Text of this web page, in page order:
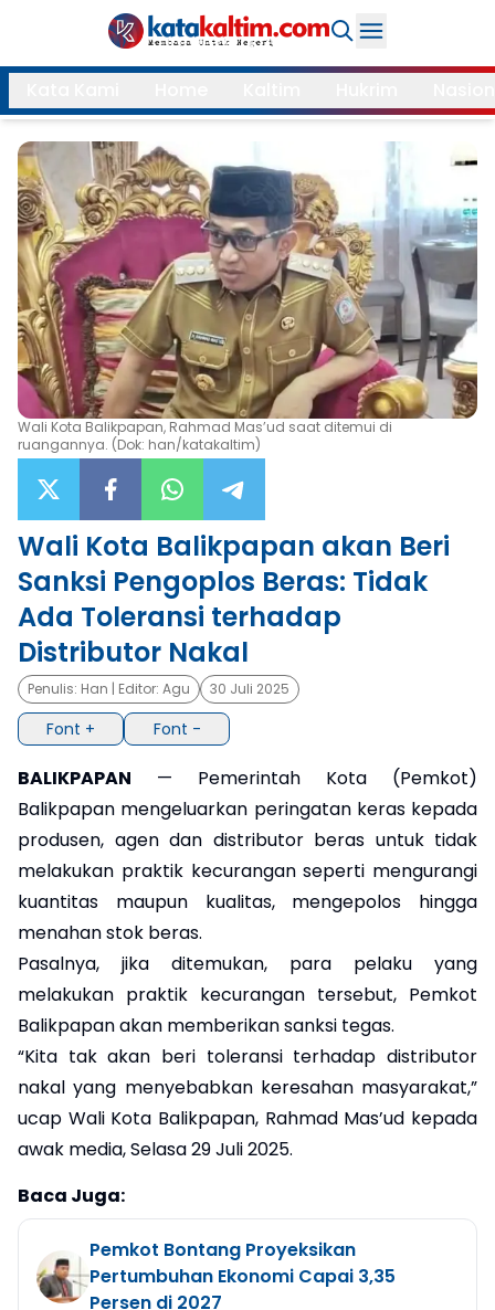
Daerah
Kukar
Samarinda
Bontang
Balikpapan
Kubar
Kutim
PPU
Mahulu
Paser
Berau
More
Internasional
Feature
Opini
Hidup
×
Search
Wali Kota Balikpapan, Rahmad Mas’ud saat ditemui di
ruangannya. (Dok: han/katakaltim)
Wali Kota Balikpapan akan Beri
Sanksi Pengoplos Beras: Tidak
Ada Toleransi terhadap
Distributor Nakal
Penulis: Han | Editor: Agu 30 Juli 2025
Font + Font -
BALIKPAPAN — Pemerintah Kota (Pemkot)
Balikpapan mengeluarkan peringatan keras kepada
produsen, agen dan distributor beras untuk tidak
melakukan praktik kecurangan seperti mengurangi
kuantitas maupun kualitas, mengepolos hingga
menahan stok beras.
Pasalnya, jika ditemukan, para pelaku yang
melakukan praktik kecurangan tersebut, Pemkot
Balikpapan akan memberikan sanksi tegas.
“Kita tak akan beri toleransi terhadap distributor
nakal yang menyebabkan keresahan masyarakat,”
ucap Wali Kota Balikpapan, Rahmad Mas’ud kepada
awak media, Selasa 29 Juli 2025.
Baca Juga:
Pemkot Bontang Proyeksikan
Pertumbuhan Ekonomi Capai 3,35
Persen di 2027